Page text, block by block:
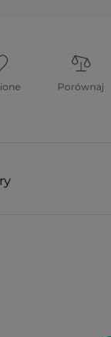
Porównaj